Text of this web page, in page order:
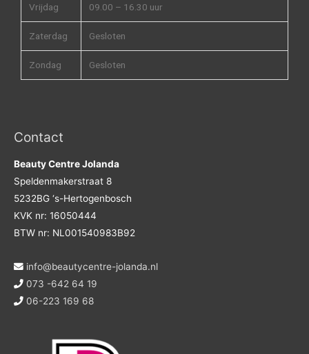
Vrijdag 09.00 – 16.30 uur
Zaterdag Gesloten
Zondag Gesloten
Contact
Beauty Centre Jolanda
Speldenmakerstraat 8
5232BG ‘s-Hertogenbosch
KVK nr: 16050444
BTW nr: NL001540983B92
info@beautycentre-jolanda.nl
073 -642 64 19
06-223 169 68